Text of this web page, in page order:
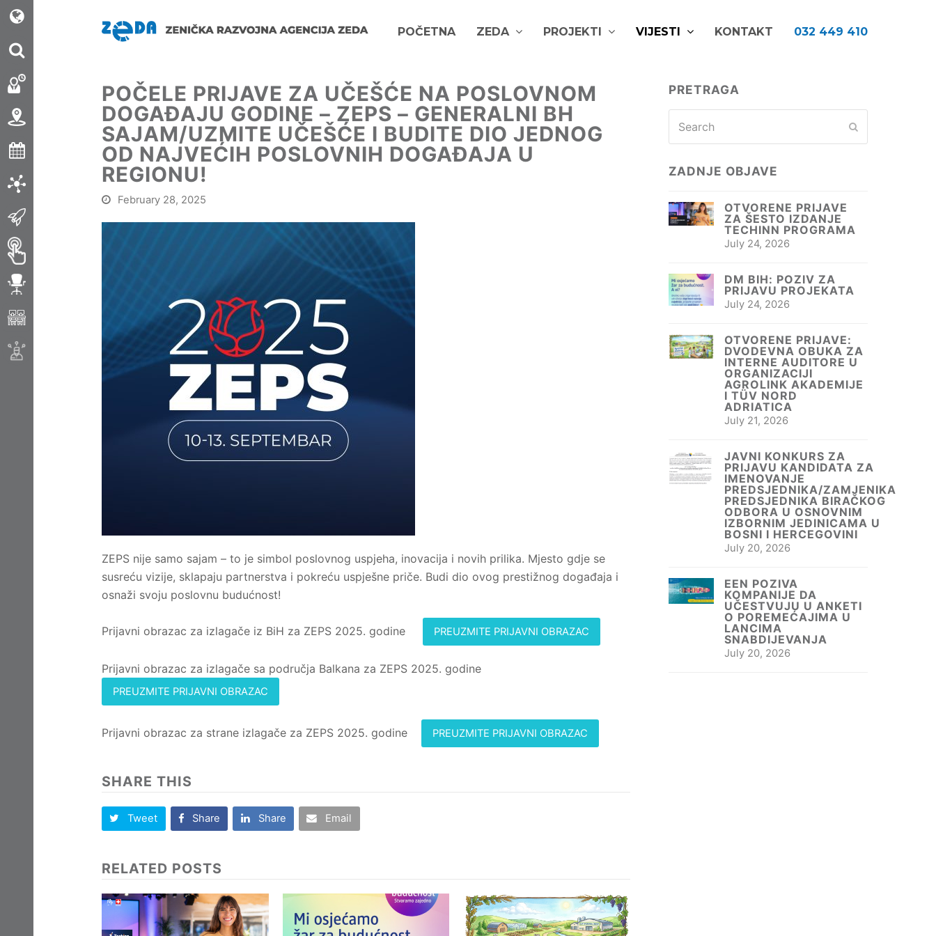
POČETNA ZEDA PROJEKTI VIJESTI KONTAKT 032 449 410
POČELE PRIJAVE ZA UČEŠĆE NA POSLOVNOM
DOGAĐAJU GODINE – ZEPS – GENERALNI BH
SAJAM/UZMITE UČEŠĆE I BUDITE DIO JEDNOG
OD NAJVEĆIH POSLOVNIH DOGAĐAJA U
REGIONU!
February 28, 2025
ZEPS nije samo sajam – to je simbol poslovnog uspjeha, inovacija i novih prilika. Mjesto gdje se
susreću vizije, sklapaju partnerstva i pokreću uspješne priče. Budi dio ovog prestižnog događaja i
osnaži svoju poslovnu budućnost!
Prijavni obrazac za izlagače iz BiH za ZEPS 2025. godine PREUZMITE PRIJAVNI OBRAZAC
Prijavni obrazac za izlagače sa područja Balkana za ZEPS 2025. godine
PREUZMITE PRIJAVNI OBRAZAC
Prijavni obrazac za strane izlagače za ZEPS 2025. godine PREUZMITE PRIJAVNI OBRAZAC
SHARE THIS
Tweet Share Share Email
RELATED POSTS
PRETRAGA
ZADNJE OBJAVE
OTVORENE PRIJAVE
ZA ŠESTO IZDANJE
TECHINN PROGRAMA
July 24, 2026
DM BIH: POZIV ZA
PRIJAVU PROJEKATA
July 24, 2026
OTVORENE PRIJAVE:
DVODEVNA OBUKA ZA
INTERNE AUDITORE U
ORGANIZACIJI
AGROLINK AKADEMIJE
I TÜV NORD
ADRIATICA
July 21, 2026
JAVNI KONKURS ZA
PRIJAVU KANDIDATA ZA
IMENOVANJE
PREDSJEDNIKA/ZAMJENIKA
PREDSJEDNIKA BIRAČKOG
ODBORA U OSNOVNIM
IZBORNIM JEDINICAMA U
BOSNI I HERCEGOVINI
July 20, 2026
EEN POZIVA
KOMPANIJE DA
UČESTVUJU U ANKETI
O POREMEĆAJIMA U
LANCIMA
SNABDIJEVANJA
July 20, 2026